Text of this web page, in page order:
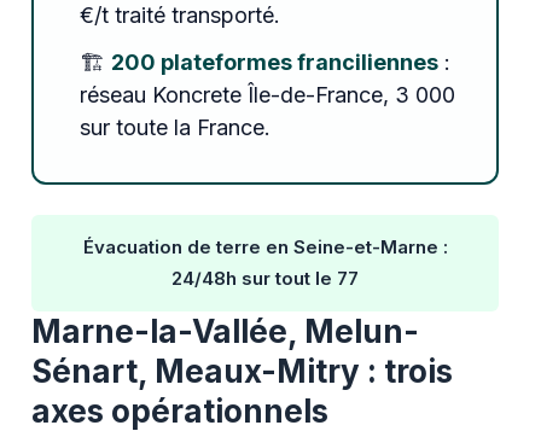
€/t traité transporté.
🏗️ 200 plateformes franciliennes:
réseau Koncrete Île-de-France, 3 000
sur toute la France.
Évacuation de terre en Seine-et-Marne :
24/48h sur tout le 77
Marne-la-Vallée, Melun-
Sénart, Meaux-Mitry : trois
axes opérationnels